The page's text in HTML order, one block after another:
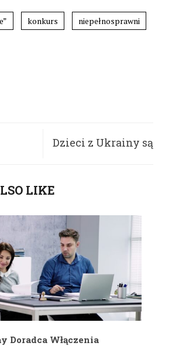
konkurs niepełnosprawni
Dzieci z Ukrainy są
LIKE
Doradca Włączenia